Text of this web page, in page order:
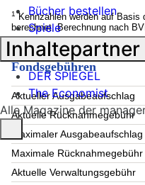
1 Kennzahlen werden auf Basis
berechnet. Berechnung nach
Fondsgebühren
Aktueller Ausgabeaufschlag
Aktuelle Rücknahmegebühr
Maximaler Ausgabeaufschlag
Maximale Rücknahmegebühr
Aktuelle Verwaltungsgebühr
Bücher bestellen
Spiele
Inhaltepartner
DER SPIEGEL
The Economist
Alle Magazine der